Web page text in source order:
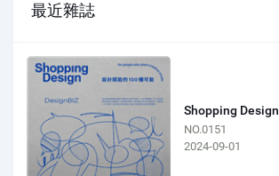
最近雜誌
Shopping Design
NO.0151
2024-09-01